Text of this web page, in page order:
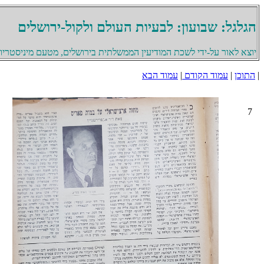
הגלגל: שבועון: לבעיות העולם ולקול-ירושלים
יוצא לאור על-ידי לשכת המודיעין הממשלתית בירושלים, מטעם
| התוכן | עמוד הקודם | עמוד הבא
7